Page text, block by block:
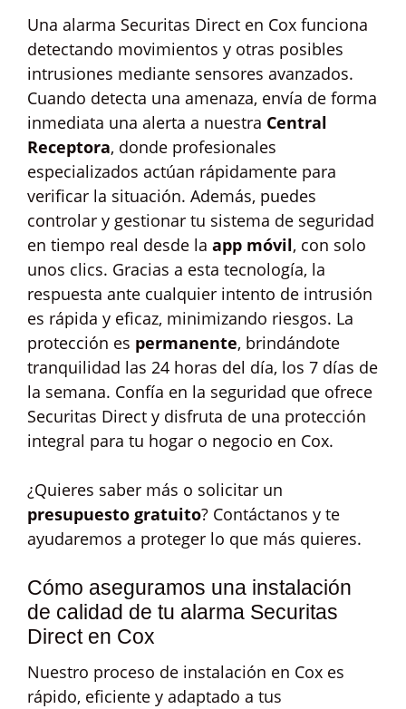
Una alarma Securitas Direct en Cox funciona
detectando movimientos y otras posibles
intrusiones mediante sensores avanzados.
Cuando detecta una amenaza, envía de forma
inmediata una alerta a nuestra Central
Receptora, donde profesionales
especializados actúan rápidamente para
verificar la situación. Además, puedes
controlar y gestionar tu sistema de seguridad
en tiempo real desde la app móvil, con solo
unos clics. Gracias a esta tecnología, la
respuesta ante cualquier intento de intrusión
es rápida y eficaz, minimizando riesgos. La
protección es permanente, brindándote
tranquilidad las 24 horas del día, los 7 días de
la semana. Confía en la seguridad que ofrece
Securitas Direct y disfruta de una protección
integral para tu hogar o negocio en Cox.
¿Quieres saber más o solicitar un
presupuesto gratuito? Contáctanos y te
ayudaremos a proteger lo que más quieres.
Cómo aseguramos una instalación
de calidad de tu alarma Securitas
Direct en Cox
Nuestro proceso de instalación en Cox es
rápido, eficiente y adaptado a tus